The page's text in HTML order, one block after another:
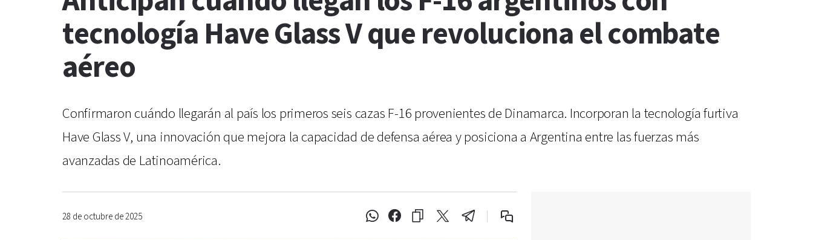
tecnología Have Glass V que revoluciona el combate
aéreo
Confirmaron cuándo llegarán al país los primeros seis cazas F-16 provenientes de Dinamarca. Incorporan la tecnología furtiva
Have Glass V, una innovación que mejora la capacidad de defensa aérea y posiciona a Argentina entre las fuerzas más
avanzadas de Latinoamérica.
28 de octubre de 2025